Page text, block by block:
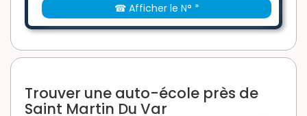
☎ Afficher le N° *
Trouver une auto-école près de
Saint Martin Du Var